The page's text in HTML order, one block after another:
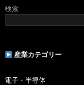
検索
産業カテゴリー
電子・半導体